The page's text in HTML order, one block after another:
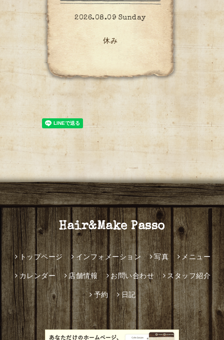
2026.08.09 Sunday
休み
Hair&Make Passo
トップページ インフォメーション 写真 メニュー
カレンダー 店舗情報 お問い合わせ スタッフ紹介
予約 日記